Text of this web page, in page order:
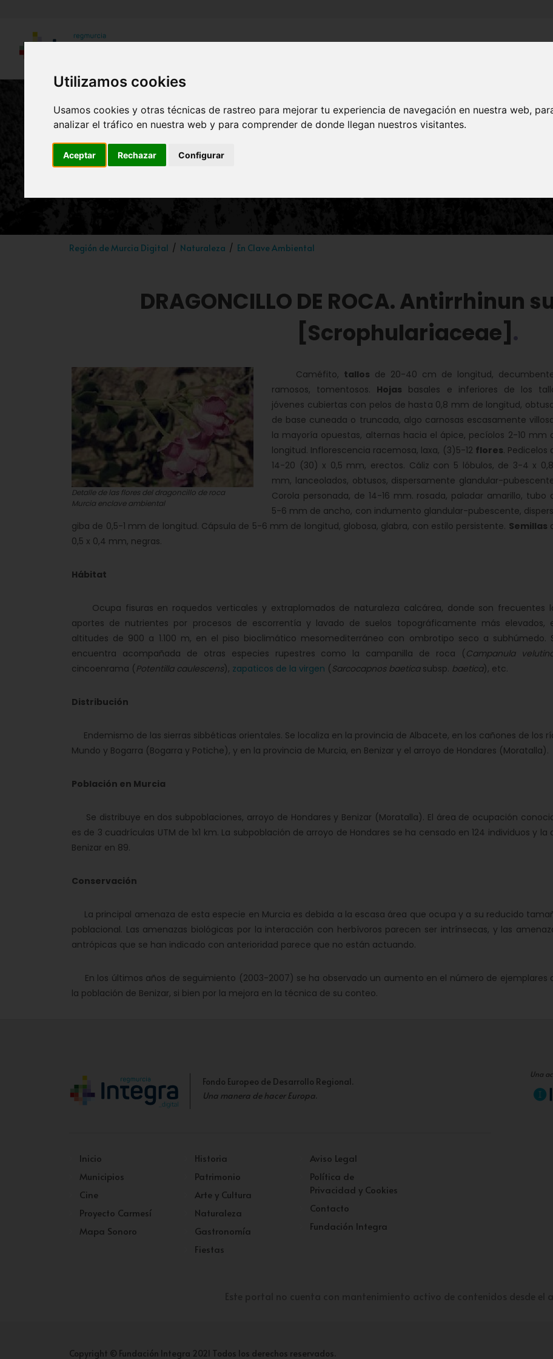
Utilizamos cookies
Usamos cookies y otras técnicas de rastreo para mejorar tu experiencia de navegación en nuestra web,
analizar el tráfico en nuestra web y para comprender de donde llegan nuestros visitantes.
Aceptar Rechazar Configurar
NATURALEZA
DRAGONCILLO DE ROCA. Antirrhinun
Región de Murcia Digital Naturaleza En Clave Ambiental
DRAGONCILLO DE ROCA. Antirrhinun
[Scrophulariaceae]
Detalle de las flores del dragoncillo de roca
Murcia enclave ambiental
Caméfito, tallos de 20-40 cm de longitud,
ramosos, tomentosos. Hojas basales e inferiores de los
jóvenes cubiertas con pelos de hasta 0,8 mm de longitud,
de base cuneada o truncada, algo carnosas escasamente
la mayoría opuestas, alternas hacia el ápice, pecíolos 2-10 mm
longitud. Inflorescencia racemosa, laxa, (3)5-12 flores. Pedicelos
14-20 (30) x 0,5 mm, erectos. Cáliz con 5 lóbulos, de 3-4 x
mm, lanceolados, obtusos, dispersamente glandular-
Corola personada, de 14-16 mm. rosada, paladar amarillo, tubo
5-6 mm de ancho, con indumento glandular-pubescente,
giba de 0,5-1 mm de longitud. Cápsula de 5-6 mm de longitud, globosa, glabra, con estilo persistente. Semillas
0,5 x 0,4 mm, negras.
Hábitat
Ocupa fisuras en roquedos verticales y extraplomados de naturaleza calcárea, donde son frecuentes
aportes de nutrientes por procesos de escorrentía y lavado de suelos topográficamente más elevados,
altitudes de 900 a 1.100 m, en el piso bioclimático mesomediterráneo con ombrotipo seco a subhúmedo.
encuentra acompañada de otras especies rupestres como la campanilla de roca ( Campanula
cincoenrama (Potentilla caulescens), zapaticos de la virgen ( Sarcocapnos baeticasubsp. baetica), etc.
Distribución
Endemismo de las sierras sibbéticas orientales. Se localiza en la provincia de Albacete, en los cañones de los
Mundo y Bogarra (Bogarra y Potiche), y en la provincia de Murcia, en Benizar y el arroyo de Hondares (Moratalla).
Población en Murcia
Se distribuye en dos subpoblaciones, arroyo de Hondares y Benizar (Moratalla). El área de ocupación
es de 3 cuadrículas UTM de 1x1 km. La subpoblación de arroyo de Hondares se ha censado en 124 individuos y la
Benizar en 89.
Conservación
La principal amenaza de esta especie en Murcia es debida a la escasa área que ocupa y a su reducido
poblacional. Las amenazas biológicas por la interacción con herbívoros parecen ser intrínsecas, y las
antrópicas que se han indicado con anterioridad parece que no están actuando.
En los últimos años de seguimiento (2003-2007) se ha observado un aumento en el número de ejemplares
la población de Benizar, si bien por la mejora en la técnica de su conteo.
Fondo Europeo de Desarrollo Regional.
Una manera de hacer Europa.
Inicio
Municipios
Cine
Proyecto Carmesí
Mapa Sonoro
Historia
Patrimonio
Arte y Cultura
Naturaleza
Gastronomía
Fiestas
Aviso Legal
Política de
Privacidad y Cookies
Contacto
Fundación Integra
Una
Copyright © Fundación Integra 2021 Todos los derechos reservados.